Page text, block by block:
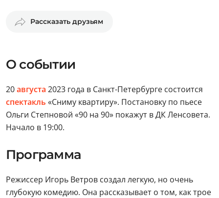
Рассказать друзьям
О событии
20августа 2023 года в Санкт-Петербурге состоится
спектакль «Сниму квартиру». Постановку по пьесе
Ольги Степновой «90 на 90» покажут в ДК Ленсовета.
Начало в 19:00.
Программа
Режиссер Игорь Ветров создал легкую, но очень
глубокую комедию. Она рассказывает о том, как трое